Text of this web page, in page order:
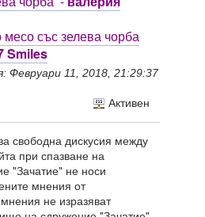
със зелева чорба
Smiles
Февруари 11, 2018, 21:29:37
Активен
свободна дискусия между
при спазване на
"Зачатие" не носи
мнения от
не изразяват